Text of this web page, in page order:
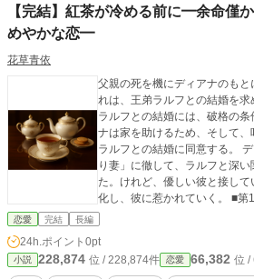
【完結】紅茶が冷める前に━余命僅
めやかな恋━
花草青依
父親の死を機にディアナのも
れは、王弟ラルフとの結婚を
ラルフとの結婚には、破格の
ナは家を助けるため、そして、
ラルフとの結婚に同意する。
り妻」に徹して、ラルフと深
た。けれど、優しい彼と接し
化し、彼に惹かれていく。 ■第
ー作品です ■プロットの超初期
（ChatGPT）を使用していま
成したものではございません ■
恋愛 完結 長編
24h.ポイント 0pt
小説 228,874 位 / 228,874件 恋愛 66,382 位 /